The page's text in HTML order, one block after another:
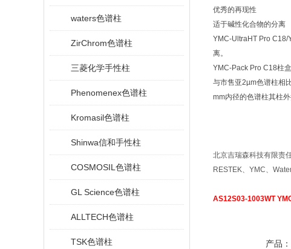
waters色谱柱
ZirChrom色谱柱
三菱化学手性柱
Phenomenex色谱柱
Kromasil色谱柱
Shinwa信和手性柱
COSMOSIL色谱柱
GL Science色谱柱
ALLTECH色谱柱
TSK色谱柱
优秀的再现性
适于碱性化合物的分离
YMC-UltraHT Pro C18/
离。
YMC-Pack Pro C18柱
与市售亚2µm色谱柱相
mm内径的色谱柱其柱
北京吉瑞森科技有限责
RESTEK、YMC、
AS12S03-1003WT
产品：